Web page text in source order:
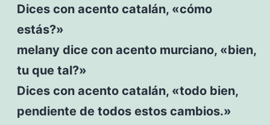
Dices con acento catalán, «cómo
estás?»
melany dice con acento murciano, «bien,
tu que tal?»
Dices con acento catalán, «todo bien,
pendiente de todos estos cambios.»